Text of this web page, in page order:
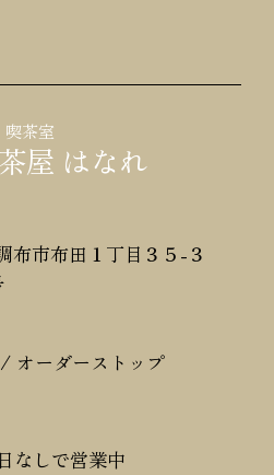
喫茶室
屋 はなれ
布市布田１丁目３５-３
オーダーストップ
なしで営業中